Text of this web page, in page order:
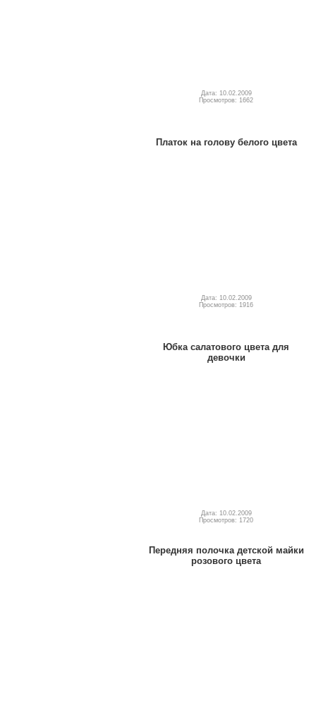
Дата: 10.02.2009
Просмотров: 1662
Платок на голову белого цвета
Дата: 10.02.2009
Просмотров: 1916
Юбка салатового цвета для
девочки
Дата: 10.02.2009
Просмотров: 1720
Передняя полочка детской майки
розового цвета